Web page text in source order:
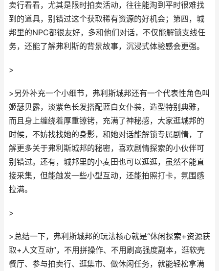
卖行看看，尤其是限时拍卖活动，往往能淘到平时很难找
到的道具，别错过这个获取稀有资源的好机会；第四，城
邦里的NPC都很友好，多和他们对话，不仅能解锁支线任
务，还能了解弗利斯的背景故事，沉浸式体验感会更强。
>
>另外补充一个小细节，弗利斯城邦还有一个代表性角色叫
姬瑟贝露，淡紫色长发搭配蓝白女仆装，造型特别典雅，
而且身上缠绕着厚重镣铐，充满了神秘感，大家逛城邦的
时候，不妨找找她的身影，和她对话能解锁专属剧情，了
解更多关于弗利斯城邦的秘密，喜欢剧情探索的小伙伴可
别错过。还有，城邦里的小麦田也可以逛逛，虽然不能直
接采集，但能触发一些小型互动，还能拍照打卡，氛围感
拉满。
>
>总结一下，弗利斯城邦的玩法核心就是“休闲探索+资源获
取+人文互动”，不用拼操作、不用刷高强度副本，逛软壳
餐厅、参与拍卖行、逛集市、做休闲任务，就能轻松拿满